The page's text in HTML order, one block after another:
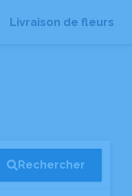
Livraison de fleurs
Rechercher